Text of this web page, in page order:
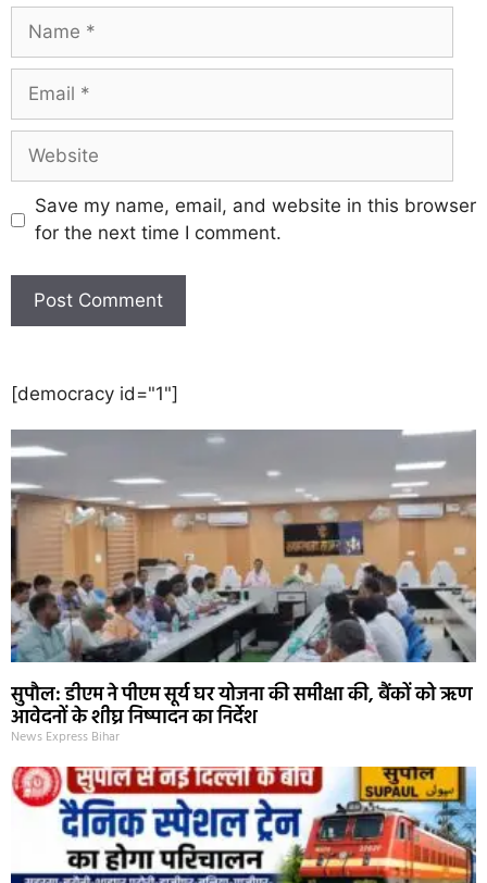
Save my name, email, and website in this browser
for the next time I comment.
[democracy id="1"]
सुपौल: डीएम ने पीएम सूर्य घर योजना की समीक्षा की, बैंकों को ऋण
आवेदनों के शीघ्र निष्पादन का निर्देश
News Express Bihar